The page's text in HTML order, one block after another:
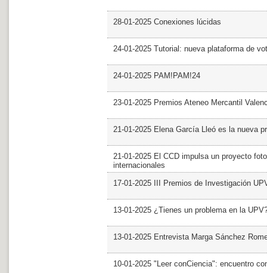
28-01-2025 Conexiones lúcidas
24-01-2025 Tutorial: nueva plataforma de
24-01-2025 PAM!PAM!24
23-01-2025 Premios Ateneo Mercantil
21-01-2025 Elena García Lleó es la nueva
21-01-2025 El CCD impulsa un proyecto
internacionales
17-01-2025 III Premios de Investigación
13-01-2025 ¿Tienes un problema en la
13-01-2025 Entrevista Marga Sánchez
10-01-2025 "Leer conCiencia": encuentro